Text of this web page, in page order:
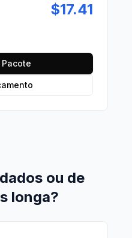
$17.41
Pacote
ou de
longa?